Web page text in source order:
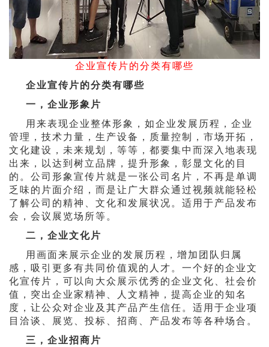
企业宣传片的分类有哪些
企业宣传片的分类有哪些
一，企业形象片
用来表现企业整体形象，如企业发展历程，企业
管理，技术力量，生产设备，质量控制，市场开拓，
文化建设，未来规划，等等，都要集中而深入地表现
出来，以达到树立品牌，提升形象，彰显文化的目
的。公司形象宣传片就是一张公司名片，不再是单调
乏味的片面介绍，而是让广大群众通过视频就能轻松
了解公司的精神、文化和发展状况。适用于产品发布
会，会议展览场所等。
二，企业文化片
用画面来展示企业的发展历程，增加团队归属
感，吸引更多有共同价值观的人才。一个好的企业文
化宣传片，可以向大众展示优秀的企业文化、社会价
值，突出企业家精神、人文精神，提高企业的知名
度，让公众对企业及其产品产生信任。适用于企业项
目洽谈、展览、投标、招商、产品发布等各种场合。
三，企业招商片